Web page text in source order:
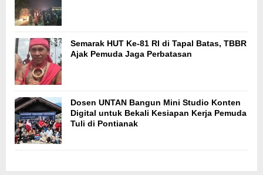
Semarak HUT Ke-81 RI di Tapal Batas, TBBR
Ajak Pemuda Jaga Perbatasan
Dosen UNTAN Bangun Mini Studio Konten
Digital untuk Bekali Kesiapan Kerja Pemuda
Tuli di Pontianak